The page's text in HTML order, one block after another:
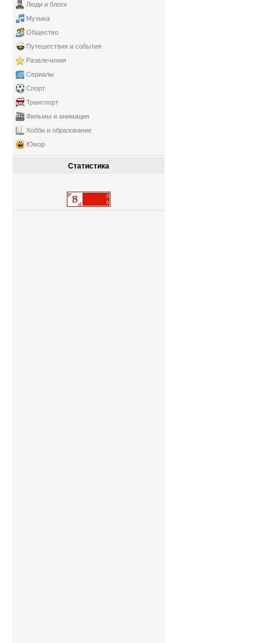
Люди и блоги
Музыка
Общество
Путешествия и события
Развлечения
Сериалы
Спорт
Транспорт
Фильмы и анимация
Хобби и образование
Юмор
Статистика